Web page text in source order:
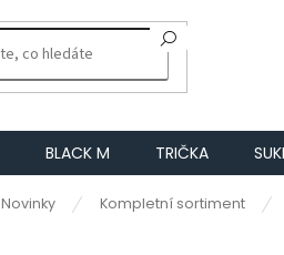
BLACK M TRIČKA
Novinky Kompletní sortiment